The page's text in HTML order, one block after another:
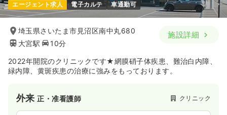
エージェント求人 電子カルテ 車通勤可
埼玉県さいたま市見沼区南中丸680
大宮駅
10分
施設詳細
2022年開院のクリニックです★網膜硝子体疾患、難治白内障、
緑内障、黄斑疾患の治療に強みをもっております。
外来正・准看護師 クリニック